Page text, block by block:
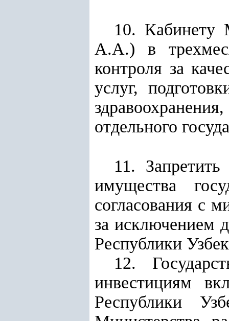
10. Кабинету
А.А.) в
контроля за
услуг,
отдельного
11.
имущества
согласования с
за исключением
Республики
12.
инвестициям
Республики